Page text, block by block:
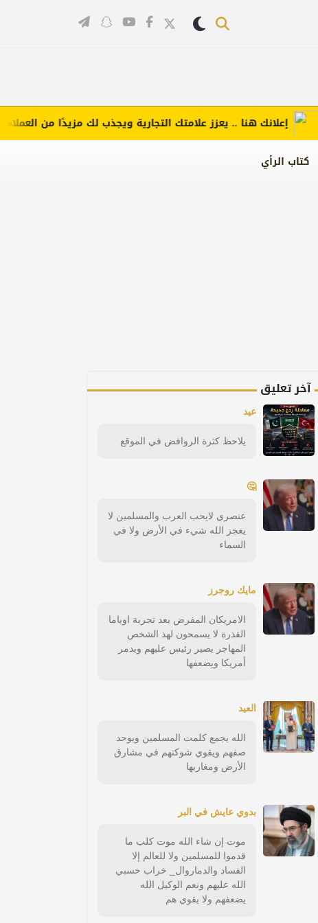
كتاب الرأي
إعلانك هنا .. يعزز علامتك التجارية ويجذب لك مزيدًا من العملاء
آخر تعليق
عيد
يلاحظ كثرة الروافض في الموقع
🤔
عنصري لايحب العرب والمسلمين لا
يعجز الله شيء في الأرض ولا في
السماء
مايك روجرز
الامريكان المفرض بعد تجربة اوباما
القذرة لا يسمحون لهذ الشخص
المهاجر يصير رئيس عليهم ويدمر
أمريكا ويضعفها
العيد
الله يجمع كلمت المسلمين ويوحد
صفهم ويقوي شوكتهم في مشارق
الأرض ومغاربها
‏بدوي عايش في البر
‏موت إن شاء الله موت كلب ما
قدموا للمسلمين ولا للعالم إلا
الفساد والدماروال_ خراب حسبي
الله عليهم ونعم الوكيل الله
يضعفهم ولا يقوي هم